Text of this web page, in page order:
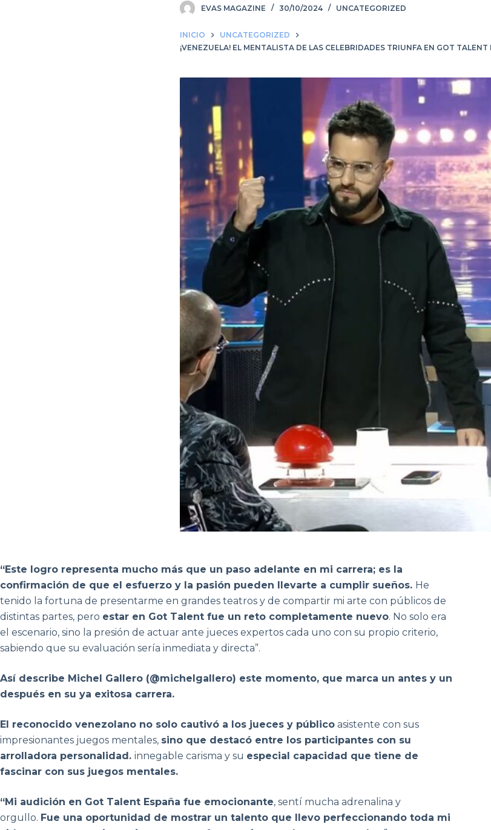
EVAS MAGAZINE 30/10/2024 UNCATEGORIZED
INICIO
UNCATEGORIZED
¡VENEZUELA! EL MENTALISTA DE LAS CELEBRIDADES TRIUNFA EN GOT TALENT
“Este logro representa mucho más que un paso adelante en mi carrera; es la
confirmación de que el esfuerzo y la pasión pueden llevarte a cumplir sueños. He
tenido la fortuna de presentarme en grandes teatros y de compartir mi arte con públicos de
distintas partes, pero estar en Got Talent fue un reto completamente nuevo. No solo era
el escenario, sino la presión de actuar ante jueces expertos cada uno con su propio criterio,
sabiendo que su evaluación sería inmediata y directa”.
Así describe Michel Gallero (@michelgallero) este momento, que marca un antes y un
después en su ya exitosa carrera.
El reconocido venezolano no solo cautivó a los jueces y público asistente con sus
impresionantes juegos mentales, sino que destacó entre los participantes con su
arrolladora personalidad. innegable carisma y su especial capacidad que tiene de
fascinar con sus juegos mentales.
“Mi audición en Got Talent España fue emocionante, sentí mucha adrenalina y
orgullo. Fue una oportunidad de mostrar un talento que llevo perfeccionando toda mi